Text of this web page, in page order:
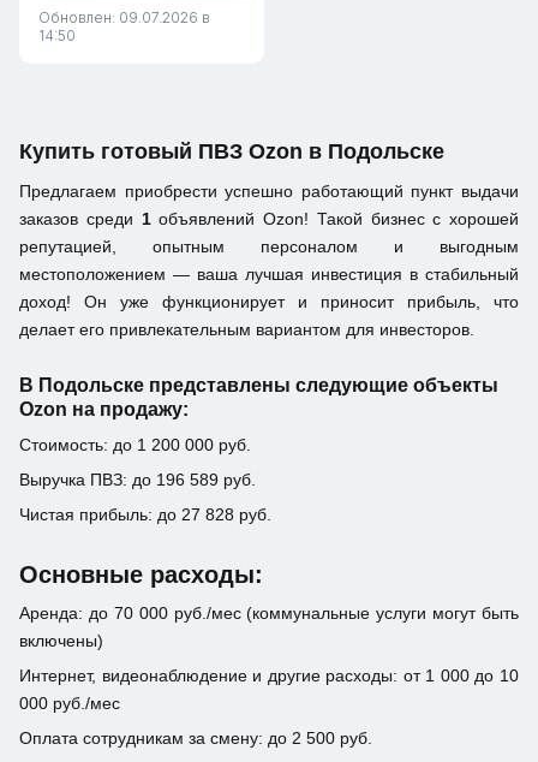
Обновлен: 09.07.2026 в
14:50
Купить готовый ПВЗ Ozon в Подольске
Предлагаем приобрести успешно работающий пункт выдачи
заказов среди 1объявлений Ozon! Такой бизнес с хорошей
репутацией, опытным персоналом и выгодным
местоположением — ваша лучшая инвестиция в стабильный
доход! Он уже функционирует и приносит прибыль, что
делает его привлекательным вариантом для инвесторов.
В Подольске представлены следующие объекты
Ozon на продажу:
Стоимость: до 1 200 000 руб.
Выручка ПВЗ: до 196 589 руб.
Чистая прибыль: до 27 828 руб.
Основные расходы:
Аренда: до 70 000 руб./мес (коммунальные услуги могут быть
включены)
Интернет, видеонаблюдение и другие расходы: от 1 000 до 10
000 руб./мес
Оплата сотрудникам за смену: до 2 500 руб.